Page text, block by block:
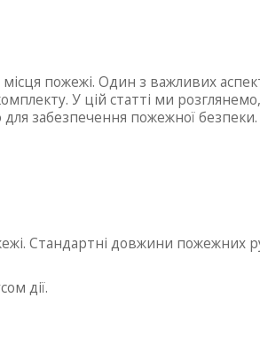
пожежі. Один з важливих
У цій статті ми
забезпечення пожежної
Стандартні довжини пожежних
дії.